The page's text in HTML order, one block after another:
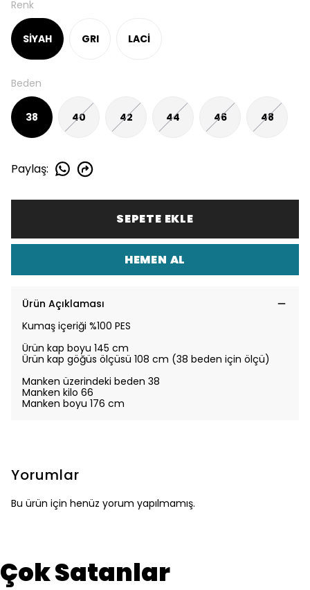
Renk
SİYAH GRI LACİ
Beden
38 40 42 44 46 48
Paylaş:
SEPETE EKLE
HEMEN AL
Ürün Açıklaması
Kumaş içeriği %100 PES
Ürün kap boyu 145 cm
Ürün kap göğüs ölçüsü 108 cm (38 beden için ölçü)
Manken üzerindeki beden 38
Manken kilo 66
Manken boyu 176 cm
Yorumlar
Bu ürün için henüz yorum yapılmamış.
Çok Satanlar